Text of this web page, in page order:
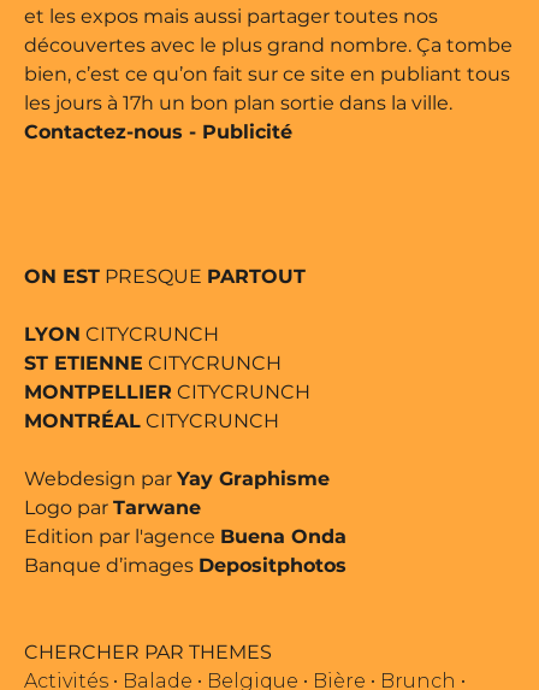
et les expos mais aussi partager toutes nos
découvertes avec le plus grand nombre. Ça tombe
bien, c’est ce qu’on fait sur ce site en publiant tous
les jours à 17h un bon plan sortie dans la ville.
Contactez-nous - Publicité
ON EST PRESQUE PARTOUT
LYON CITYCRUNCH
ST ETIENNE CITYCRUNCH
MONTPELLIER CITYCRUNCH
MONTRÉAL CITYCRUNCH
Webdesign par Yay Graphisme
Logo par Tarwane
Edition par l'agence Buena Onda
Banque d’images Depositphotos
CHERCHER PAR THEMES
Activités • Balade • Belgique • Bière • Brunch •